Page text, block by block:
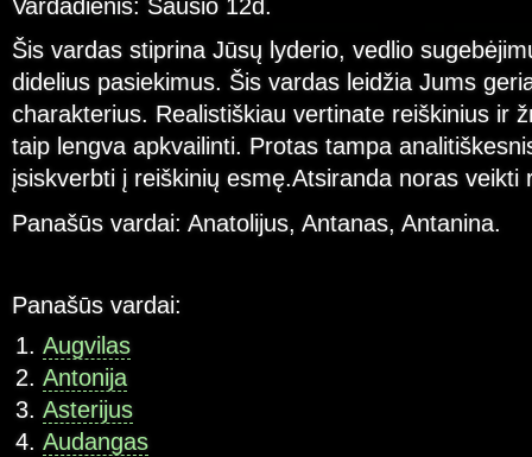
Vardadienis: Sausio 12d.
Šis vardas stiprina Jūsų lyderio, vedlio
didelius pasiekimus. Šis vardas leidžia Jums
charakterius. Realistiškiau vertinate reiškinius ir
taip lengva apkvailinti. Protas tampa
įsiskverbti į reiškinių esmę.Atsiranda noras veikti
Panašūs vardai: Anatolijus, Antanas, Antanina.
Panašūs vardai:
Augvilas
Antonija
Asterijus
Audangas